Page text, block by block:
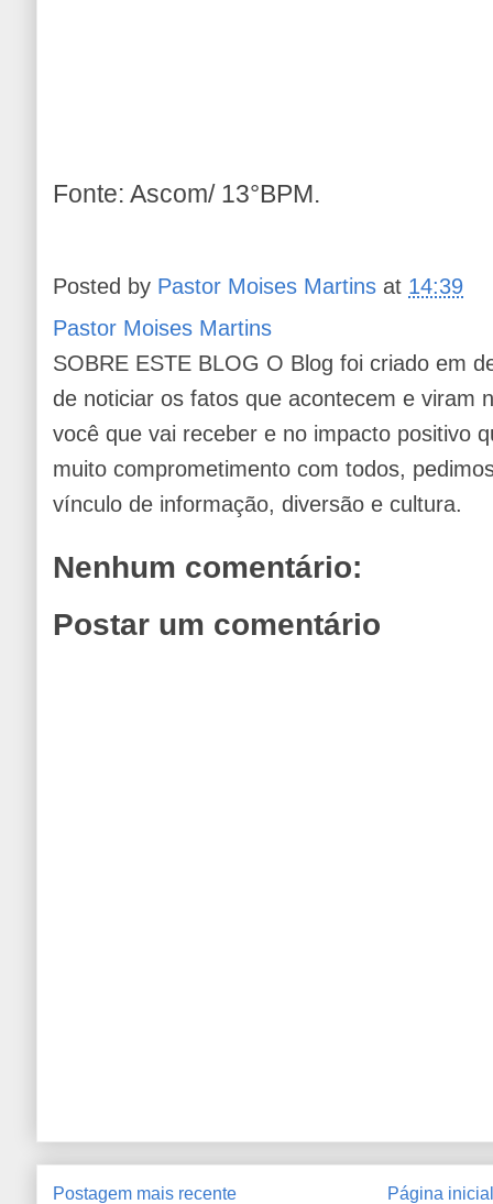
Fonte: Ascom/ 13°BPM.
Posted by Pastor Moises Martins at 14:39
Pastor Moises Martins
SOBRE ESTE BLOG O Blog foi criado em
de noticiar os fatos que acontecem e viram
você que vai receber e no impacto positivo
muito comprometimento com todos,
vínculo de informação, diversão e cultura.
Nenhum comentário:
Postar um comentário
Postagem mais recente Página inicial